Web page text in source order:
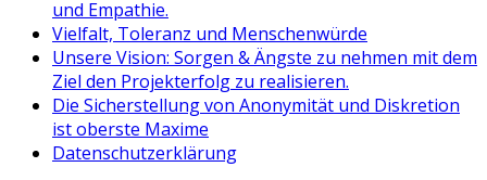
und Empathie.
Vielfalt, Toleranz und Menschenwürde
Unsere Vision: Sorgen & Ängste zu nehmen mit dem
Ziel den Projekterfolg zu realisieren.
Die Sicherstellung von Anonymität und Diskretion
ist oberste Maxime
Datenschutzerklärung